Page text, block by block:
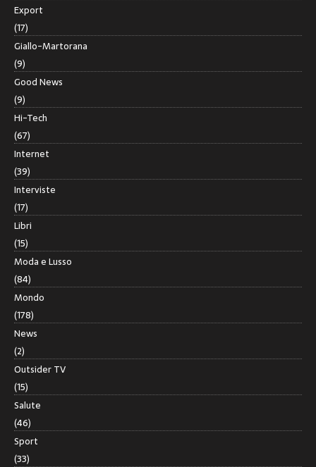
Export
(17)
Giallo-Martorana
(9)
Good News
(9)
Hi-Tech
(67)
Internet
(39)
Interviste
(17)
Libri
(15)
Moda e Lusso
(84)
Mondo
(178)
News
(2)
Outsider TV
(15)
Salute
(46)
Sport
(33)